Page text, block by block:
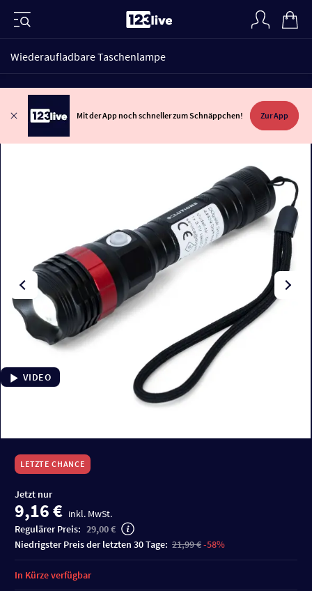
Wiederaufladbare Taschenlampe
Mit der App noch schneller zum Schnäppchen! Zur App
VIDEO
LETZTE CHANCE
Jetzt nur
9,16 € inkl. MwSt.
Regulärer Preis: 29,00 €
niedrigster Preis der letzten 30 Tage: 21,99 €-58%
In Kürze verfügbar